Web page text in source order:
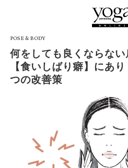
POSE & BODY
何をしても良くならな
【食いしばり癖】にあ
つの改善策